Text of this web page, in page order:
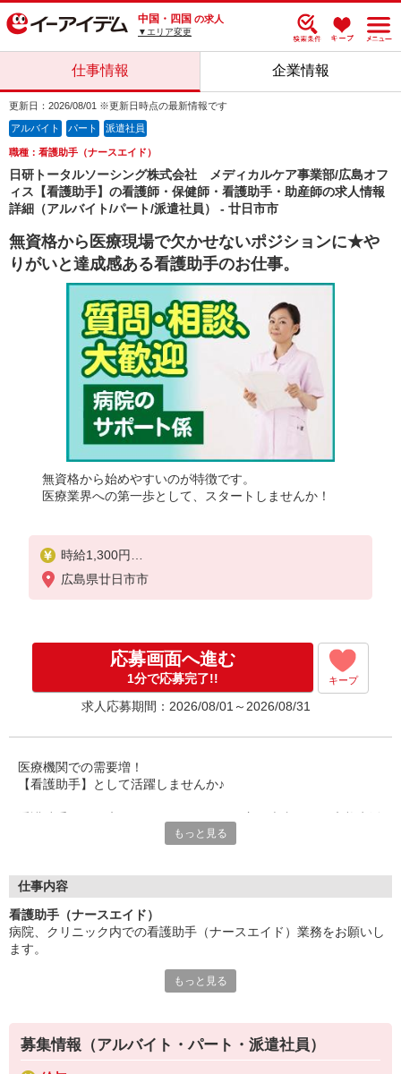
中国・四国 の求人
▼エリア変更
仕事情報 企業情報
更新日：2026/08/01 ※更新日時点の最新情報です
アルバイト パート 派遣社員
職種：看護助手（ナースエイド）
日研トータルソーシング株式会社 メディカルケア事業部/広島オフ
ィス【看護助手】の看護師・保健師・看護助手・助産師の求人情報
詳細（アルバイト/パート/派遣社員） - 廿日市市
無資格から医療現場で欠かせないポジションに★や
りがいと達成感ある看護助手のお仕事。
無資格から始めやすいのが特徴です。
医療業界への第一歩として、スタートしませんか！
時給1,300円
★週払いOK（規定あり）
広島県廿日市市
応募画面へ進む
1分で応募完了!! キープ
求人応募期間：2026/08/01～2026/08/31
医療機関での需要増！
【看護助手】として活躍しませんか♪
看護助手がしっかりサポートすることで・・・
⇒看護師は専門業務に専念できるように！
⇒結果として、患者さんへのより手厚いケアを実現できるんで
「誰かの役に立ちたい」「人の笑顔を見るのが好き」
そんな方はぜひ！あなたの仲間入りをお待ちしています。
もっと見る
仕事内容
看護助手（ナースエイド）
病院、クリニック内での看護助手（ナースエイド）業務をお願いし
ます。
・医療器具の洗浄や消毒
・シーツ交換やベッドメイキング
・伝票や診療材料等の補充、整理
もっと見る
募集情報（アルバイト・パート・派遣社員）